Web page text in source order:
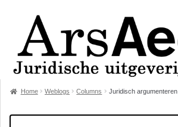
Home Weblogs Columns Juridisch argumenteren